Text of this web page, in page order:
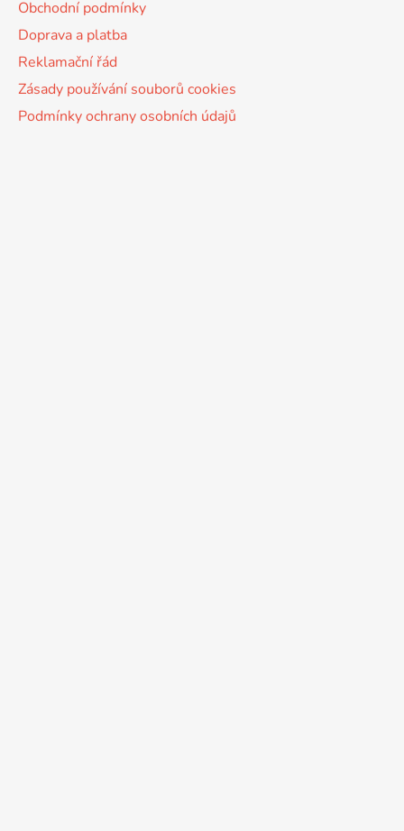
Obchodní podmínky
Doprava a platba
Reklamační řád
Zásady používání souborů cookies
Podmínky ochrany osobních údajů